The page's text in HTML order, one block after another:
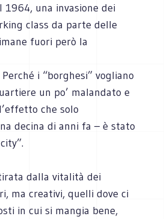
1964, una invasione dei
class da parte delle
fuori però la
i “borghesi” vogliano
un po’ malandato e
che solo
decina di anni fa – è stato
dalla vitalità dei
ma creativi, quelli dove ci
in cui si mangia bene,